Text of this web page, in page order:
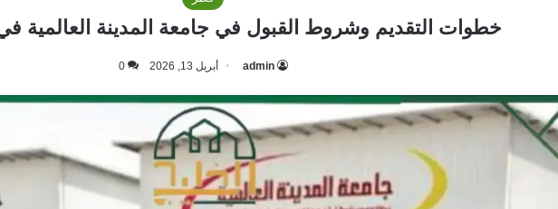
خطوات التقديم وشروط القبول في جامعة المدينة العالمية في
admin أبريل 13, 2026 0